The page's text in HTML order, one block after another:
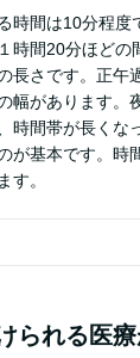
時間は10分程度
時間20分ほどの
長さです。正午
幅があります。
時間帯が長くな
が基本です。時
す。
られる医